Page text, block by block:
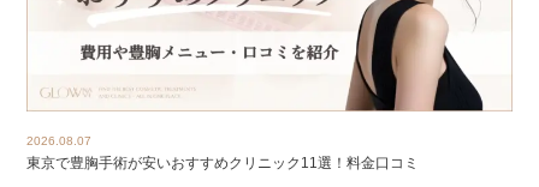
2026.08.07
東京で豊胸手術が安いおすすめクリニック11選！料金口コミ